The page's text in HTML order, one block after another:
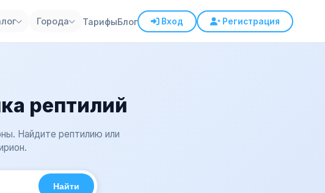
Города ТарифыБлог Вход Регистрация
рептилий
Найдите рептилию или
Найти